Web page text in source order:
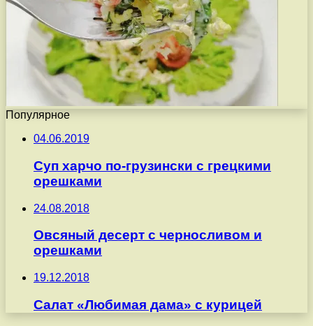
Популярное
04.06.2019
Суп харчо по-грузински с грецкими
орешками
24.08.2018
Овсяный десерт с черносливом и
орешками
19.12.2018
Салат «Любимая дама» с курицей